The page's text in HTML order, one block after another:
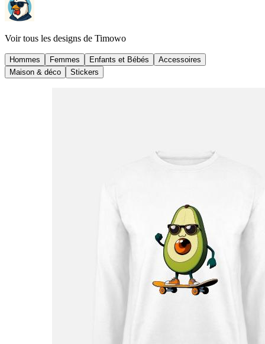
Voir tous les designs de Timowo
Hommes Femmes Enfants et Bébés
Accessoires
Maison & déco
Stickers